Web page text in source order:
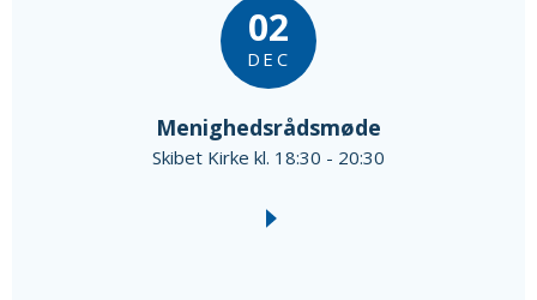
02
DEC
Menighedsrådsmøde
Skibet Kirke kl. 18:30 - 20:30